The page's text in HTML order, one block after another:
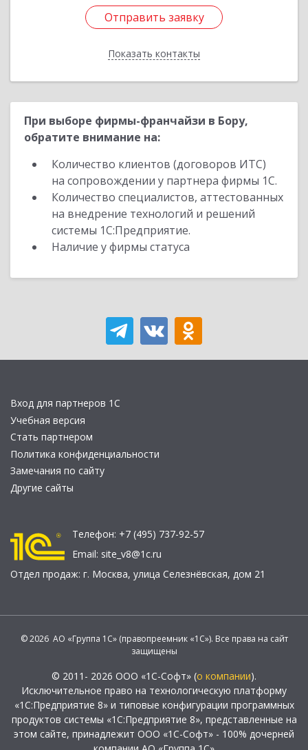
Отправить заявку
Показать контакты
Отправить заявку
Назад
При выборе фирмы-франчайзи в Бору,
обратите внимание на:
Количество клиентов (договоров ИТС)
на сопровождении у партнера фирмы 1С.
Количество специалистов, аттестованных
на внедрение технологий и решений
системы 1С:Предприятие.
Наличие у фирмы статуса
Вход для партнеров 1С
Учебная версия
Стать партнером
Политика конфиденциальности
Замечания по сайту
Другие сайты
Телефон: +7 (495) 737-92-57
Email: site_v8@1c.ru
Отдел продаж: г. Москва, улица Селезнёвская, дом 21
© 2026 АО «Группа 1С» (правопреемник «1С»). Все права на сайт
защищены
© 2011- 2026 ООО «1С-Софт» (о компании).
Исключительное право на технологическую платформу
«1С:Предприятие 8» и типовые конфигурации программных
продуктов системы «1С:Предприятие 8», представленные на
этом сайте, принадлежит ООО «1С-Софт» - 100% дочерней